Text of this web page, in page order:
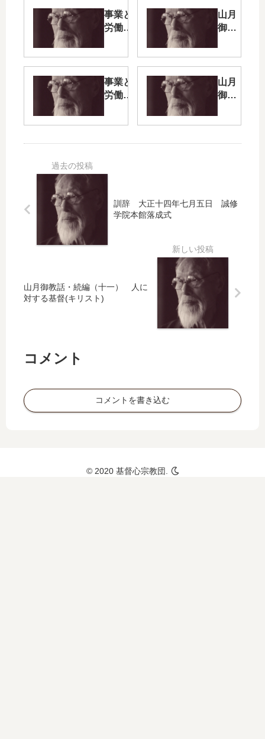
事業と
労働
山月
御教
（十
六）
事業と
労働
山月
御教
五）
訓辞 大正十四年七月五日 誠修
学院本館落成式
山月御教話・続編（十一） 人に
対する基督(キリスト)
コメント
コメントを書き込む
© 2020 基督心宗教団.